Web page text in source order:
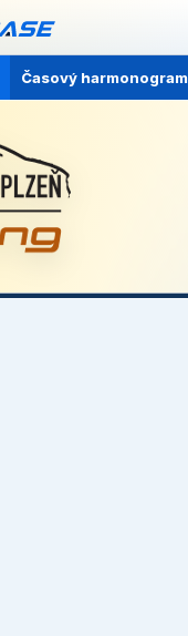
Časový harmonogram